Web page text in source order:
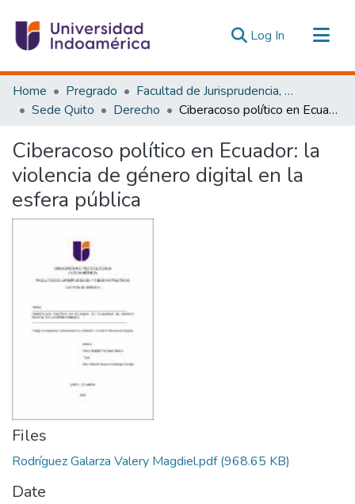
Log In (current)
Communities & Collections
All of DSpace
Estadísticas Externas
Home Pregrado
Facultad de Jurisprudencia, Ciencias Políticas y Económicas
Sede Quito
Derecho Ciberacoso político en Ecuador: la violencia de género digital en la esfera pública
Ciberacoso político en Ecuador: la
violencia de género digital en la
esfera pública
Files
Rodríguez Galarza Valery Magdiel.pdf(968.65 KB)
Date